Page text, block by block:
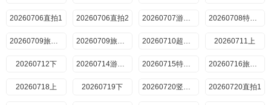
20260706直拍1 20260706直拍2 20260707游戏加更 20260708特别加更
20260709旅行日记上 20260709旅行日记下 20260710超前彩蛋 20260711上
20260712下 20260714游戏加更 20260715特别加更 20260716旅行日记
20260718上 20260719下 20260720竖屏直拍 20260720直拍1